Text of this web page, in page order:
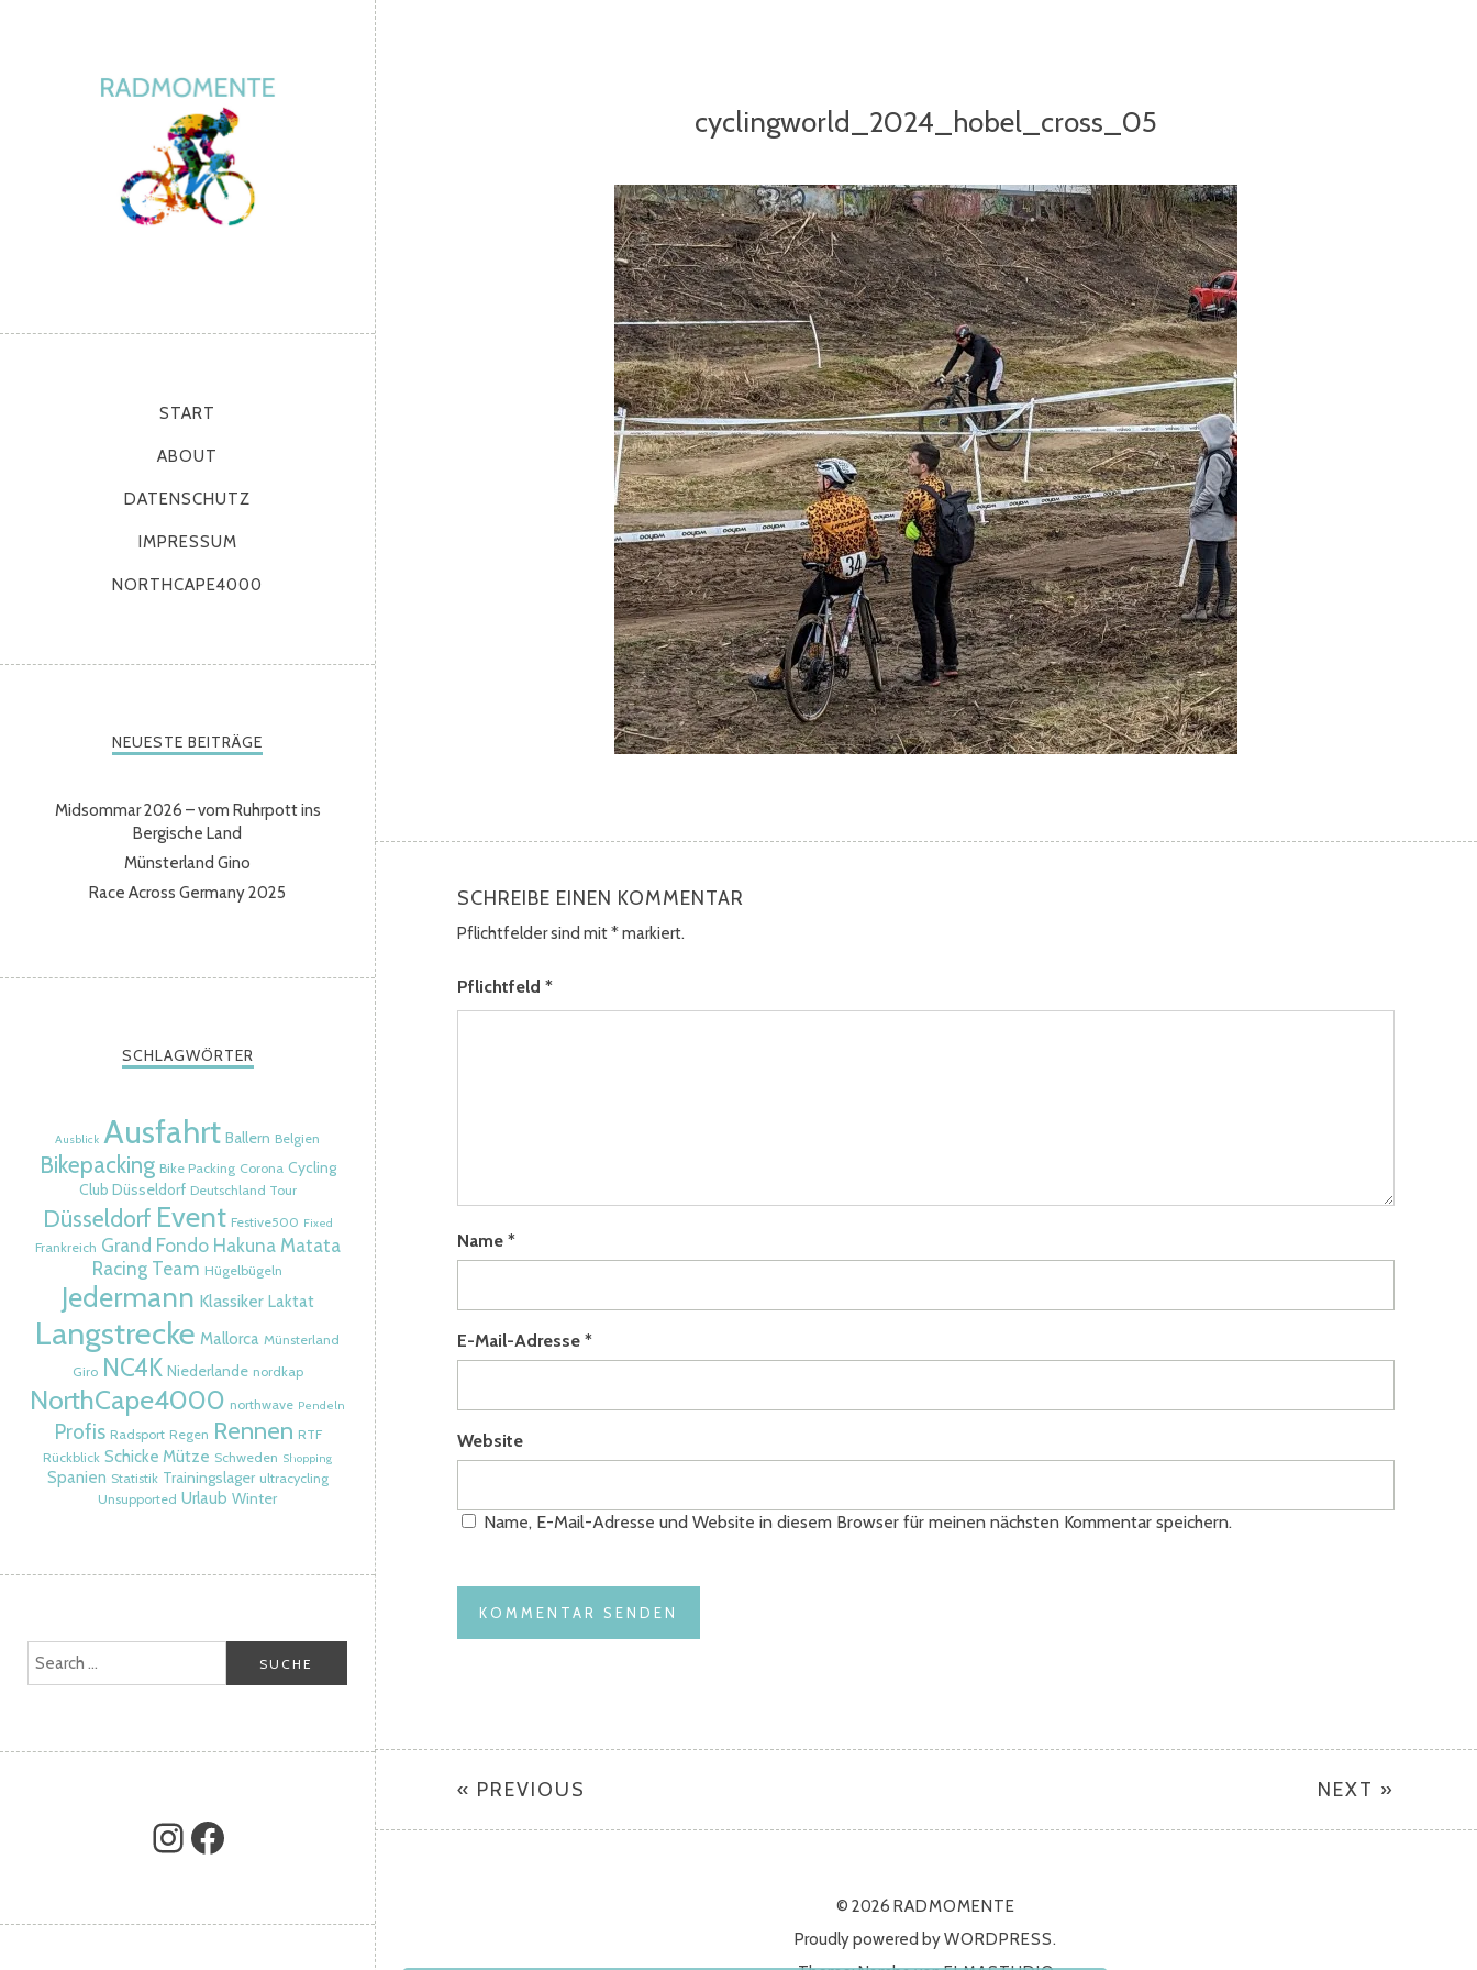
START
ABOUT
DATENSCHUTZ
IMPRESSUM
NORTHCAPE4000
NEUESTE BEITRÄGE
Midsommar 2026 – vom Ruhrpott ins
Bergische Land
Münsterland Gino
Race Across Germany 2025
SCHLAGWÖRTER
Ausblick Ausfahrt Ballern Belgien
Bikepacking Bike Packing Corona Cycling
Club Düsseldorf Deutschland Tour
Düsseldorf Event Festive500 Fixed
Frankreich Grand Fondo Hakuna Matata
Racing Team Hügelbügeln
Jedermann Klassiker Laktat
Langstrecke Mallorca Münsterland
Giro NC4K Niederlande nordkap
NorthCape4000 northwave Pendeln
Profis Radsport Regen Rennen RTF
Rückblick Schicke Mütze Schweden Shopping
Spanien Statistik Trainingslager ultracycling
Unsupported Urlaub Winter
cyclingworld_2024_hobel_cross_05
SCHREIBE EINEN KOMMENTAR
Pflichtfelder sind mit*markiert.
Pflichtfeld*
Name*
E-Mail-Adresse*
Website
Name, E-Mail-Adresse und Website in diesem Browser für meinen nächsten Kommentar speichern.
« PREVIOUS NEXT »
© 2026RADMOMENTE
Proudly powered byWORDPRESS.